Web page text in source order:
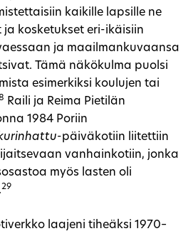
kaikille lapsille ne
kosketukset eri-ikäisiin
ja maailmankuvaansa
Tämä näkökulma puolsi
esimerkiksi koulujen tai
Raili ja Reima Pietilän
1984 Poriin
-päiväkotiin liitettiin
vanhainkotiin, jonka
myös lasten oli
29
laajeni tiheäksi 1970–